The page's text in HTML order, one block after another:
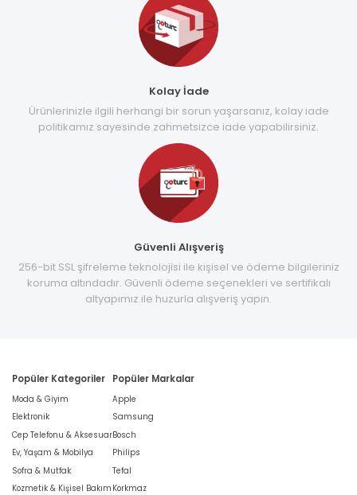
Kolay İade
Ürünlerinizle ilgili herhangi bir sorun yaşarsanız, kolay iade
politikamız sayesinde zahmetsizce iade yapabilirsiniz.
Güvenli Alışveriş
256-bit SSL şifreleme teknolojisi ile kişisel ve ödeme bilgileriniz
koruma altındadır. Güvenli ödeme seçenekleri ve sertifikalı
altyapımız ile huzurla alışveriş yapın.
Popüler Kategoriler
Moda & Giyim
Elektronik
Cep Telefonu & Aksesuar
Ev, Yaşam & Mobilya
Sofra & Mutfak
Kozmetik & Kişisel Bakım
Popüler Markalar
Apple
Samsung
Bosch
Philips
Tefal
Korkmaz